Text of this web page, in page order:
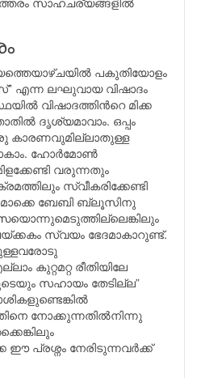
പകുതിയോളം
എന്ന ലഘുവായ വിഷാദം
വിഷാദത്തിന്‍റെ മിക്ക
ദൃശ്യമാവാം. ഒപ്പം
കാരണവുമില്ലാതുള്ള
ഹോര്‍മോണ്‍
വരുന്നതും
സ്വീകരിക്കേണ്ടി
ബേബി ബ്ലൂസിനു
സ്വയം ഭേദമാകാറുണ്ട്.
കുറ്റമറ്റ രീതിയിലേ
സഹായം തേടില്ല”
നോക്കുന്നതില്‍നിന്നു
ഈ പ്രശ്നം നേരിടുന്നവര്‍ക്ക്